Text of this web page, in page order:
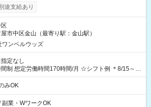
500円以内の方は自己負担となります ★日払い
あり） ┗働いたその日に現金GET♪ お仕事後はコン
途支給あり
市中区金山（最寄り駅：金山駅）
ワンベルウッズ
定なし
定労働時間170時間/月 ☆シフト例 ＊8/15～
通 08：00～12：00 17：00～21：00 ＊8/31
記シフトもあります！ 12：00～16：00 ＊9/6～
みOK
副業・WワークOK